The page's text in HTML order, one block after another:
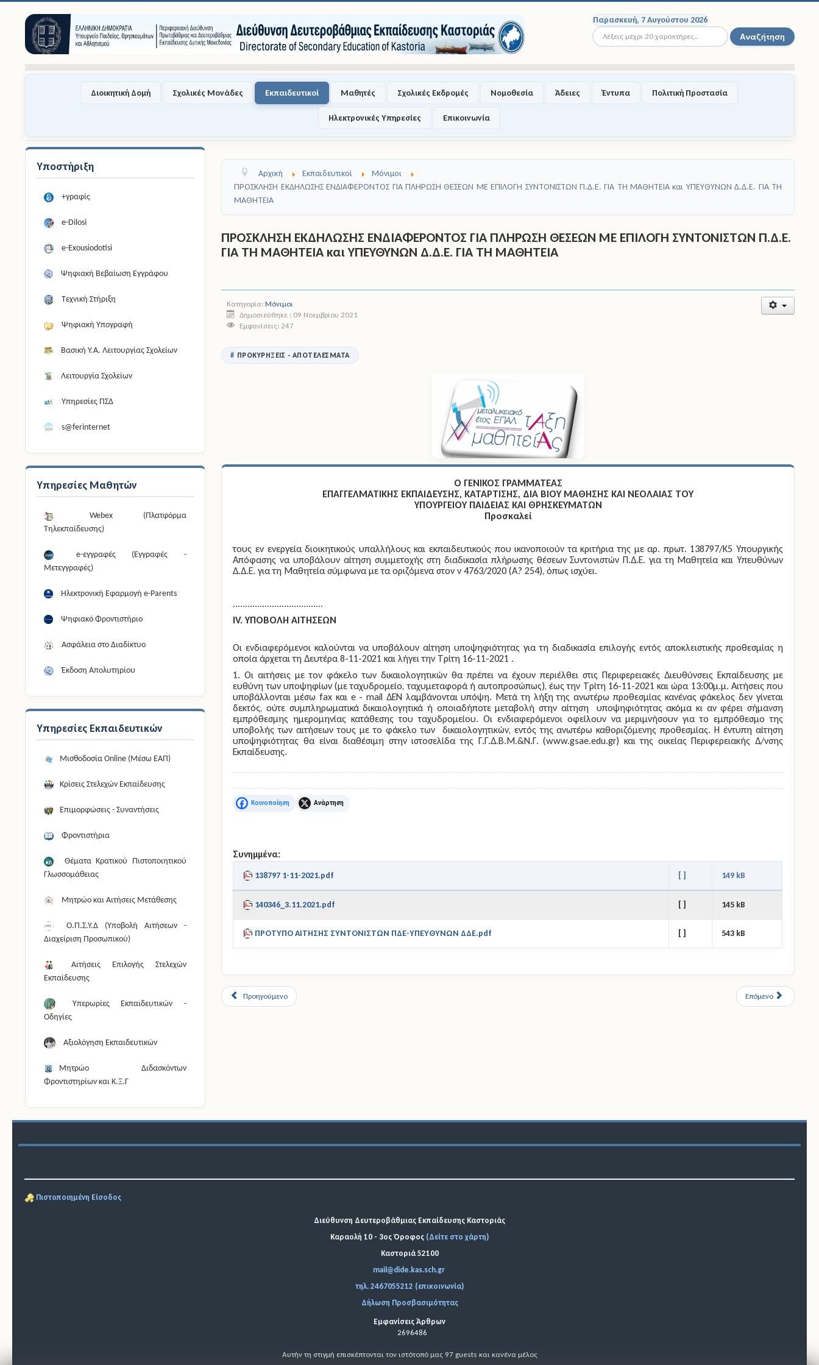
Παρασκευή, 7 Αυγούστου 2026
Αναζήτηση... Αναζήτηση
Διοικητική Δομή Σχολικές Μονάδες Εκπαιδευτικοί Μαθητές Σχολικές Εκδρομές Νομοθεσία Άδειες Έντυπα Πολιτική Προστασία
Ηλεκτρονικές Υπηρεσίες Επικοινωνία
Υποστήριξη
+γραφίς
e-Dilosi
e-Exousiodotisi
Ψηφιακή Βεβαίωση Εγγράφου
Τεχνική Στήριξη
Ψηφιακή Υπογραφή
Βασική Υ.Α. Λειτουργίας Σχολείων
Λειτουργία Σχολείων
Υπηρεσίες ΠΣΔ
s@ferinternet
Υπηρεσίες Μαθητών
Webex (Πλατφόρμα
Τηλεκπαίδευσης)
e-εγγραφές (Εγγραφές -
Μετεγγραφές)
Ηλεκτρονική Εφαρμογή e-Parents
Ψηφιακό Φροντιστήριο
Ασφάλεια στο Διαδίκτυο
Έκδοση Απολυτηρίου
Υπηρεσίες Εκπαιδευτικών
Μισθοδοσία Online (Μέσω ΕΑΠ)
Κρίσεις Στελεχών Εκπαίδευσης
Επιμορφώσεις - Συναντήσεις
Φροντιστήρια
Θέματα Κρατικού Πιστοποιητικού
Γλωσσομάθειας
Μητρώο και Αιτήσεις Μετάθεσης
Ο.Π.Σ.Υ.Δ (Υποβολή Αιτήσεων -
Διαχείριση Προσωπικού)
Αιτήσεις Επιλογής Στελεχών
Εκπαίδευσης
Υπερωρίες Εκπαιδευτικών -
Οδηγίες
Αξιολόγηση Εκπαιδευτικών
Μητρώο Διδασκόντων
Φροντιστηρίων και Κ.Ξ.Γ
Αρχική Εκπαιδευτικοί
Μόνιμοι
ΠΡΟΣΚΛΗΣΗ ΕΚΔΗΛΩΣΗΣ ΕΝΔΙΑΦΕΡΟΝΤΟΣ ΓΙΑ ΠΛΗΡΩΣΗ ΘΕΣΕΩΝ ΜΕ ΕΠΙΛΟΓΗ ΣΥΝΤΟΝΙΣΤΩΝ Π.Δ.Ε. ΓΙΑ ΤΗ ΜΑΘΗΤΕΙΑ και ΥΠΕΥΘΥΝΩΝ Δ.Δ.Ε. ΓΙΑ ΤΗ
ΜΑΘΗΤΕΙΑ
ΠΡΟΣΚΛΗΣΗ ΕΚΔΗΛΩΣΗΣ ΕΝΔΙΑΦΕΡΟΝΤΟΣ ΓΙΑ ΠΛΗΡΩΣΗ ΘΕΣΕΩΝ ΜΕ ΕΠΙΛΟΓΗ ΣΥΝΤΟΝΙΣΤΩΝ Π.Δ.Ε.
ΓΙΑ ΤΗ ΜΑΘΗΤΕΙΑ και ΥΠΕΥΘΥΝΩΝ Δ.Δ.Ε. ΓΙΑ ΤΗ ΜΑΘΗΤΕΙΑ
Κατηγορία:Μόνιμοι
Δημοσιεύθηκε : 09 Νοεμβρίου 2021
Εμφανίσεις: 247
ΠΡΟΚΥΡΉΞΕΙΣ - ΑΠΟΤΕΛΈΣΜΑΤΑ
Ο ΓΕΝΙΚΟΣ ΓΡΑΜΜΑΤΕΑΣ
ΕΠΑΓΓΕΛΜΑΤΙΚΗΣ ΕΚΠΑΙΔΕΥΣΗΣ, ΚΑΤΑΡΤΙΣΗΣ, ΔΙΑ ΒΙΟΥ ΜΑΘΗΣΗΣ ΚΑΙ ΝΕΟΛΑΙΑΣ ΤΟΥ
ΥΠΟΥΡΓΕΙΟΥ ΠΑΙΔΕΙΑΣ ΚΑΙ ΘΡΗΣΚΕΥΜΑΤΩΝ
Προσκαλεί
τους εν ενεργεία διοικητικούς υπαλλήλους και εκπαιδευτικούς που ικανοποιούν τα κριτήρια της με αρ. πρωτ. 138797/Κ5 Υπουργικής
Απόφασης να υποβάλουν αίτηση συμμετοχής στη διαδικασία πλήρωσης θέσεων Συντονιστών Π.Δ.Ε. για τη Μαθητεία και Υπευθύνων
Δ.Δ.Ε. για τη Μαθητεία σύμφωνα με τα οριζόμενα στον ν 4763/2020 (Α? 254), όπως ισχύει.
.....................................
IV. YΠΟΒΟΛΗ ΑΙΤΗΣΕΩΝ
Οι ενδιαφερόμενοι καλούνται να υποβάλουν αίτηση υποψηφιότητας για τη διαδικασία επιλογής εντός αποκλειστικής προθεσμίας η
οποία άρχεται τηΔευτέρα 8-11-2021και λήγει την Τρίτη 16-11-2021 .
1. Οι αιτήσεις με τον φάκελο των δικαιολογητικών θα πρέπει να έχουν περιέλθει στις Περιφερειακές Διευθύνσεις Εκπαίδευσης με
ευθύνη των υποψηφίων (με ταχυδρομείο, ταχυμεταφορά ή αυτοπροσώπως),έως την Τρίτη 16-11-2021 και ώρα 13:00μ.μ. Αιτήσεις που
υποβάλλονται μέσω fax και e - mail ΔΕΝ λαμβάνονται υπόψη. Μετά τη λήξη της ανωτέρω προθεσμίας κανένας φάκελος δεν γίνεται
δεκτός, ούτε συμπληρωματικά δικαιολογητικά ή οποιαδήποτε μεταβολή στην αίτηση υποψηφιότητας ακόμα κι αν φέρει σήμανση
εμπρόθεσμης ημερομηνίας κατάθεσης του ταχυδρομείου. Οι ενδιαφερόμενοι οφείλουν να μεριμνήσουν για το εμπρόθεσμο της
υποβολής των αιτήσεων τους με το φάκελο των δικαιολογητικών, εντός της ανωτέρω καθοριζόμενης προθεσμίας. Η έντυπη αίτηση
υποψηφιότητας θα είναι διαθέσιμη στην ιστοσελίδα της Γ.Γ.Δ.Β.Μ.&Ν.Γ. (www.gsae.edu.gr) και της οικείας Περιφερειακής Δ/νσης
Εκπαίδευσης.
Facebook X
Συνημμένα:
138797 1-11-2021.pdf [ ] 149 kB
140346_3.11.2021.pdf [ ] 145 kB
ΠΡΟΤΥΠΟ ΑΙΤΗΣΗΣ ΣΥΝΤΟΝΙΣΤΩΝ ΠΔΕ-ΥΠΕΥΘΥΝΩΝ ΔΔΕ.pdf [ ] 543 kB
Προηγούμενο Επόμενο
Πιστοποιημένη Είσοδος
Διεύθυνση Δευτεροβάθμιας Εκπαίδευσης Καστοριάς
Καραολή 10 - 3ος Όροφος (Δείτε στο χάρτη)
Καστοριά 52100
mail@dide.kas.sch.gr
τηλ. 2467055212 (επικοινωνία)
Δήλωση Προσβασιμότητας
Εμφανίσεις Άρθρων
2696486
Αυτήν τη στιγμή επισκέπτονται τον ιστότοπό μας 97 guests και κανένα μέλος